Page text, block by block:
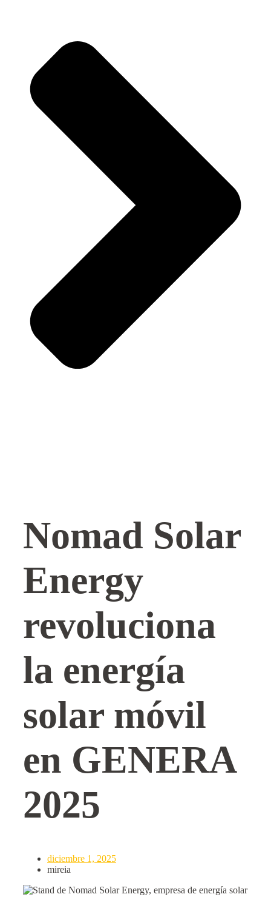
Nomad Solar
Energy
revoluciona
la energía
solar móvil
en GENERA
2025
diciembre 1, 2025
mireia